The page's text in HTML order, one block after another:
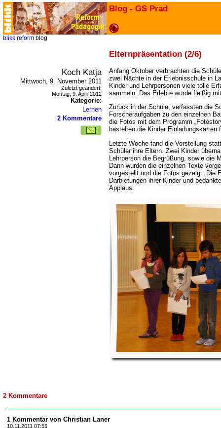
Blog - GS Prad
blikk reform blog
Elternpräsentation (2/6)
Koch Katja
Mittwoch, 9. November 2011
Zuletzt geändert:
Montag, 9. April 2012
Kategorie:
Lernen
2 Kommentare
Anfang Oktober verbrachten die
zwei Nächte in der Erlebnisschule in
Kinder und Lehrpersonen viele tolle
sammeln. Das Erlebte wurde fleißig
Zurück in der Schule, verfassten die
Forscheraufgaben zu den einzelnen
die Fotos mit dem Programm
bastelten die Kinder Einladungskarten
Letzte Woche fand die Vorstellung
Schüler ihre Eltern. Zwei Kinder
Lehrperson die Begrüßung, sowie die
Dann wurden die einzelnen Texte
vorgestellt und die Fotos gezeigt. Die
Darbietungen ihrer Kinder und
Applaus.
2 Kommentare
1 Kommentar von Christian Laner
10.11.2011 07:55